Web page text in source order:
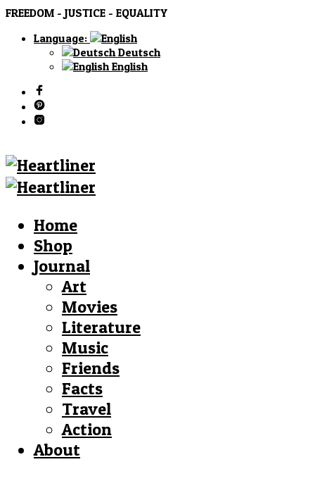
FREEDOM - JUSTICE - EQUALITY
Language:
Deutsch
English
Home
Shop
Journal
Art
Movies
Literature
Music
Friends
Facts
Travel
Action
About